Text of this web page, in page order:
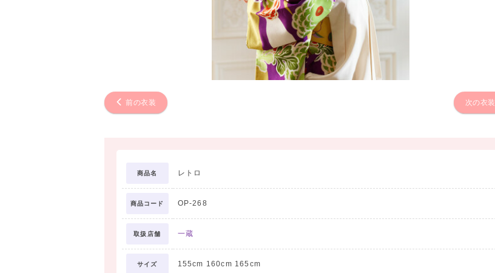
前の衣装 次の衣装
商品名 レトロ
商品コード OP-268
取扱店舗 一蔵
サイズ 155cm 160cm 165cm